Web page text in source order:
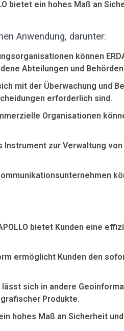
bietet ein hohes Maß an
Anwendung, darunter:
können
Abteilungen und
mit der Überwachung und
erforderlich sind.
Organisationen
Instrument zur Verwaltung
bietet Kunden eine
ermöglicht Kunden den
lässt sich in andere
Produkte.
hohes Maß an Sicherheit